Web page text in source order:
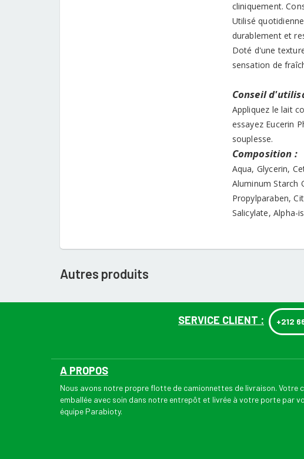
cliniquement.
Utilisé
durablement et
Doté d'une
sensation de
Conseil
Appliquez le lait
essayez Eucerin
souplesse.
Composition :
Aqua, Glycerin,
Aluminum Starch
Propylparaben,
Salicylate, Alpha-
Autres produits
SERVICE CLIENT : +212
A PROPOS
Nous avons notre propre flotte de camionnettes de livraison. Votre
emballée avec soin dans notre entrepôt et livrée à votre porte par
équipe Parabioty.